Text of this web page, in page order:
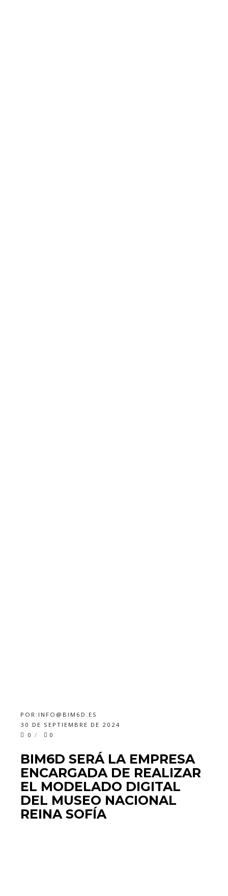
POR: INFO@BIM6D.ES
30 DE SEPTIEMBRE DE 2024
0
0
BIM6D SERÁ LA EMPRESA
ENCARGADA DE REALIZAR
EL MODELADO DIGITAL
DEL MUSEO NACIONAL
REINA SOFÍA